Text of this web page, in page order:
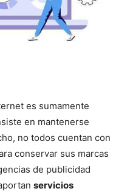
es sumamente
en mantenerse
no todos cuentan con
conservar sus marcas
de publicidad
servicios